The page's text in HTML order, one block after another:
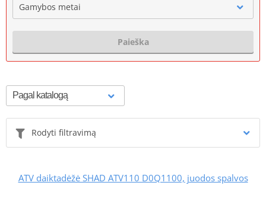
Gamybos metai
Paieška
Rodyti filtravimą
ATV daiktadėžė SHAD ATV110 D0Q1100, juodos spalvos